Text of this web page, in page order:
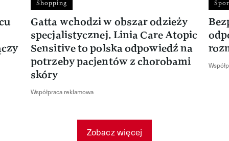
Shopping
Gatta wchodzi w obszar odzieży
specjalistycznej. Linia Care Atopic
Sensitive to polska odpowiedź na
potrzeby pacjentów z chorobami
skóry
Współpraca reklamowa
Zobacz więcej